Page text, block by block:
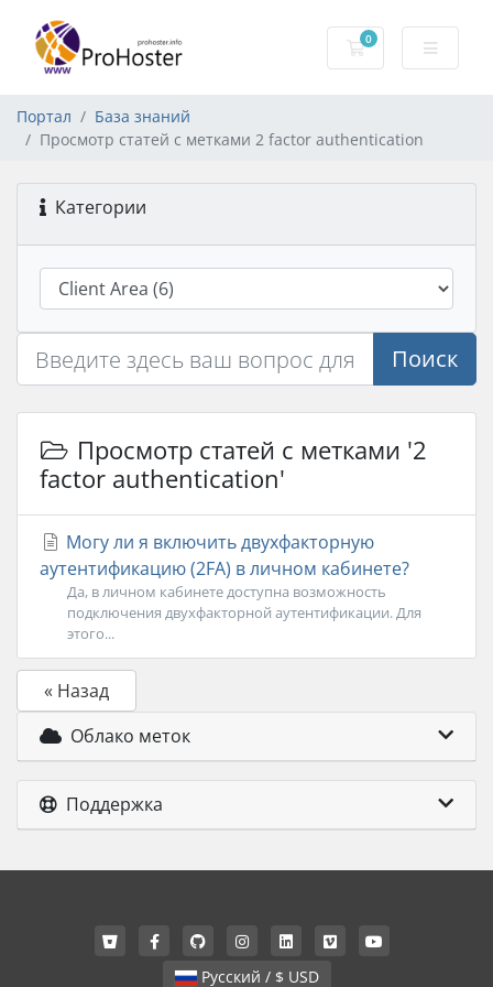
0
Корзина
Портал
База знаний
Просмотр статей с метками 2 factor authentication
Категории
Поиск
Просмотр статей с метками '2
factor authentication'
Могу ли я включить двухфакторную
аутентификацию (2FA) в личном кабинете?
Да, в личном кабинете доступна возможность
подключения двухфакторной аутентификации. Для
этого...
« Назад
Облако меток
Поддержка
Русский / $ USD